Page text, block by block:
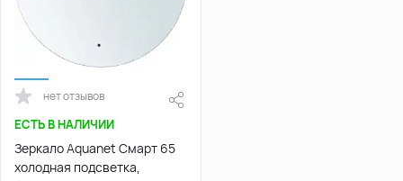
нет отзывов
ЕСТЬ В НАЛИЧИИ
Зеркало Aquanet Смарт 65
холодная подсветка,